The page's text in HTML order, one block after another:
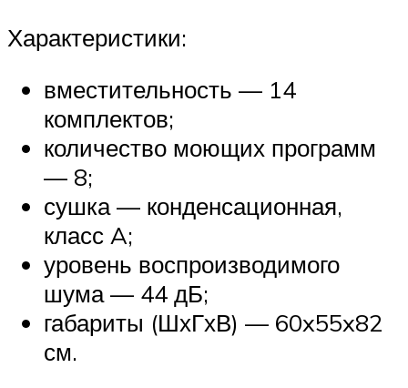
Характеристики:
вместительность — 14
комплектов;
количество моющих программ
— 8;
сушка — конденсационная,
класс A;
уровень воспроизводимого
шума — 44 дБ;
габариты (ШхГхВ) — 60x55x82
см.